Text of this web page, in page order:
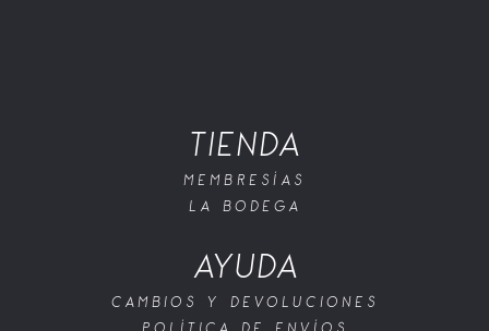
TIENDA
MEMBRESÍAS
LA BODEGA
AYUDA
CAMBIOS Y DEVOLUCIONES